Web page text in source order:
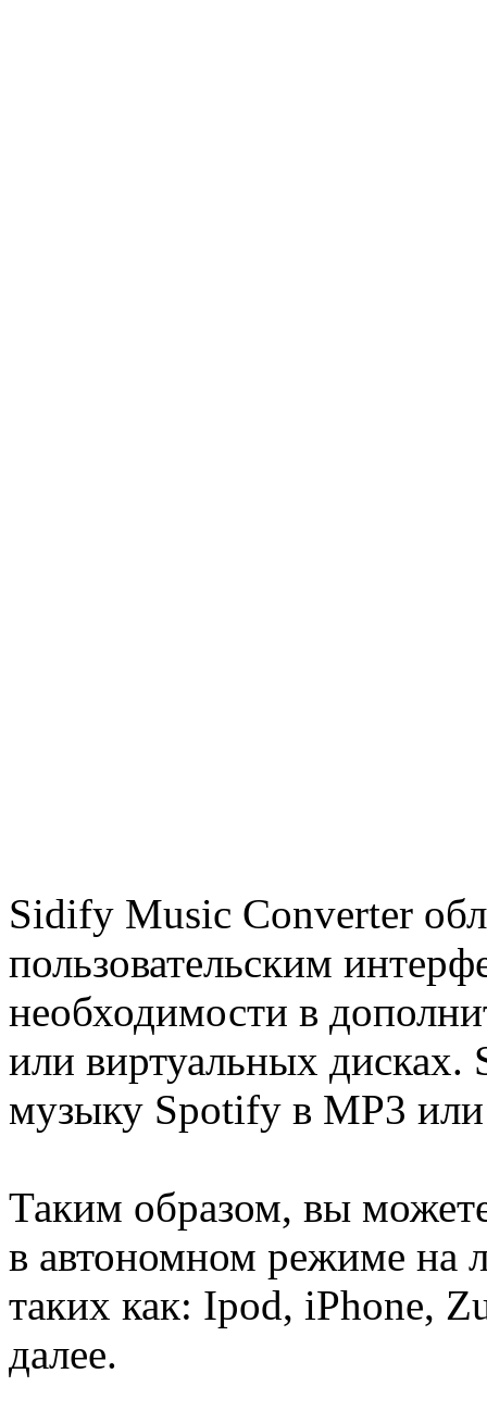
Sidify Music Converter
пользовательским
необходимости в
или виртуальных
музыку Spotify в MP3
Таким образом, вы
в автономном режиме на
таких как: Ipod, iPhone,
далее.